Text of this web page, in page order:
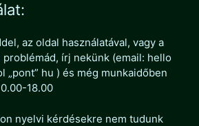
az oldal használatával, vagy a
problémád, írj nekünk (email: hello
„pont” hu ) és még munkaidőben
18.00
nyelvi kérdésekre nem tudunk